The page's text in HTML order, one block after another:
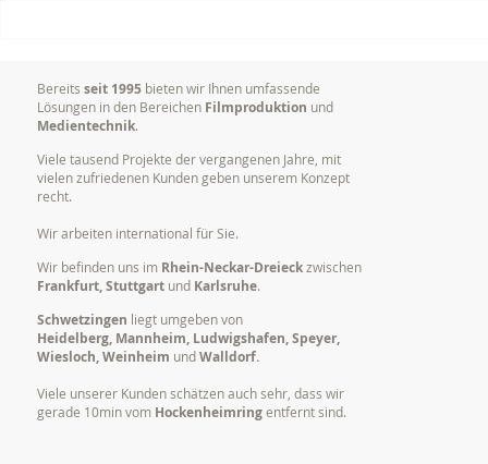
Postproduktion (Schnitt)
Bereits seit 1995 bieten wir Ihnen umfassende
Lösungen in den Bereichen Filmproduktion und
Medientechnik.
Viele tausend Projekte der vergangenen Jahre, mit
vielen zufriedenen Kunden geben unserem Konzept
recht.
Wir arbeiten international für Sie.
Wir befinden uns im Rhein-Neckar-Dreieckzwischen
Frankfurt, Stuttgart und Karlsruhe.
Schwetzingen liegt umgeben von
Heidelberg, Mannheim, Ludwigshafen, Speyer,
Wiesloch, Weinheim undWalldorf.
Viele unserer Kunden schätzen auch sehr, dass wir
gerade 10min vom Hockenheimringentfernt sind.